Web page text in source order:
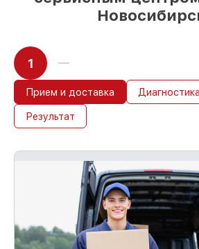
1
Прием и доставка Диагностика
Результат